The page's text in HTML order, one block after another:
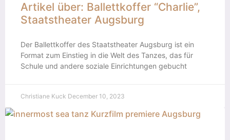
Artikel über: Ballettkoffer “Charlie”,
Staatstheater Augsburg
Der Ballettkoffer des Staatstheater Augsburg ist ein
Format zum Einstieg in die Welt des Tanzes, das für
Schule und andere soziale Einrichtungen gebucht
Christiane Kuck December 10, 2023